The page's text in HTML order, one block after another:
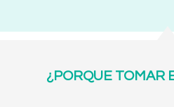
¿PORQUE TOMAR